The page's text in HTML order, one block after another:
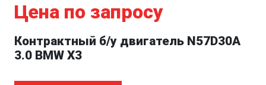
Цена по запросу
Контрактный б/у двигатель N57D30A
3.0 BMW X3